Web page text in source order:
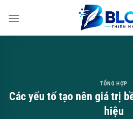
qua
TỔNG HỢP
Các yếu tố tạo nên giá trị
hiệu